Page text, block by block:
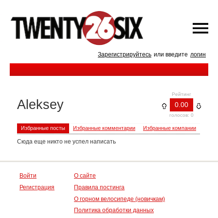
Зарегистрируйтесь или введите логин
Рейтинг
0.00
голосов: 0
Aleksey
Избранные посты Избранные комментарии Избранные компании
Сюда еще никто не успел написать
Войти
Регистрация
О сайте
Правила постинга
О горном велосипеде (новичкам)
Политика обработки данных